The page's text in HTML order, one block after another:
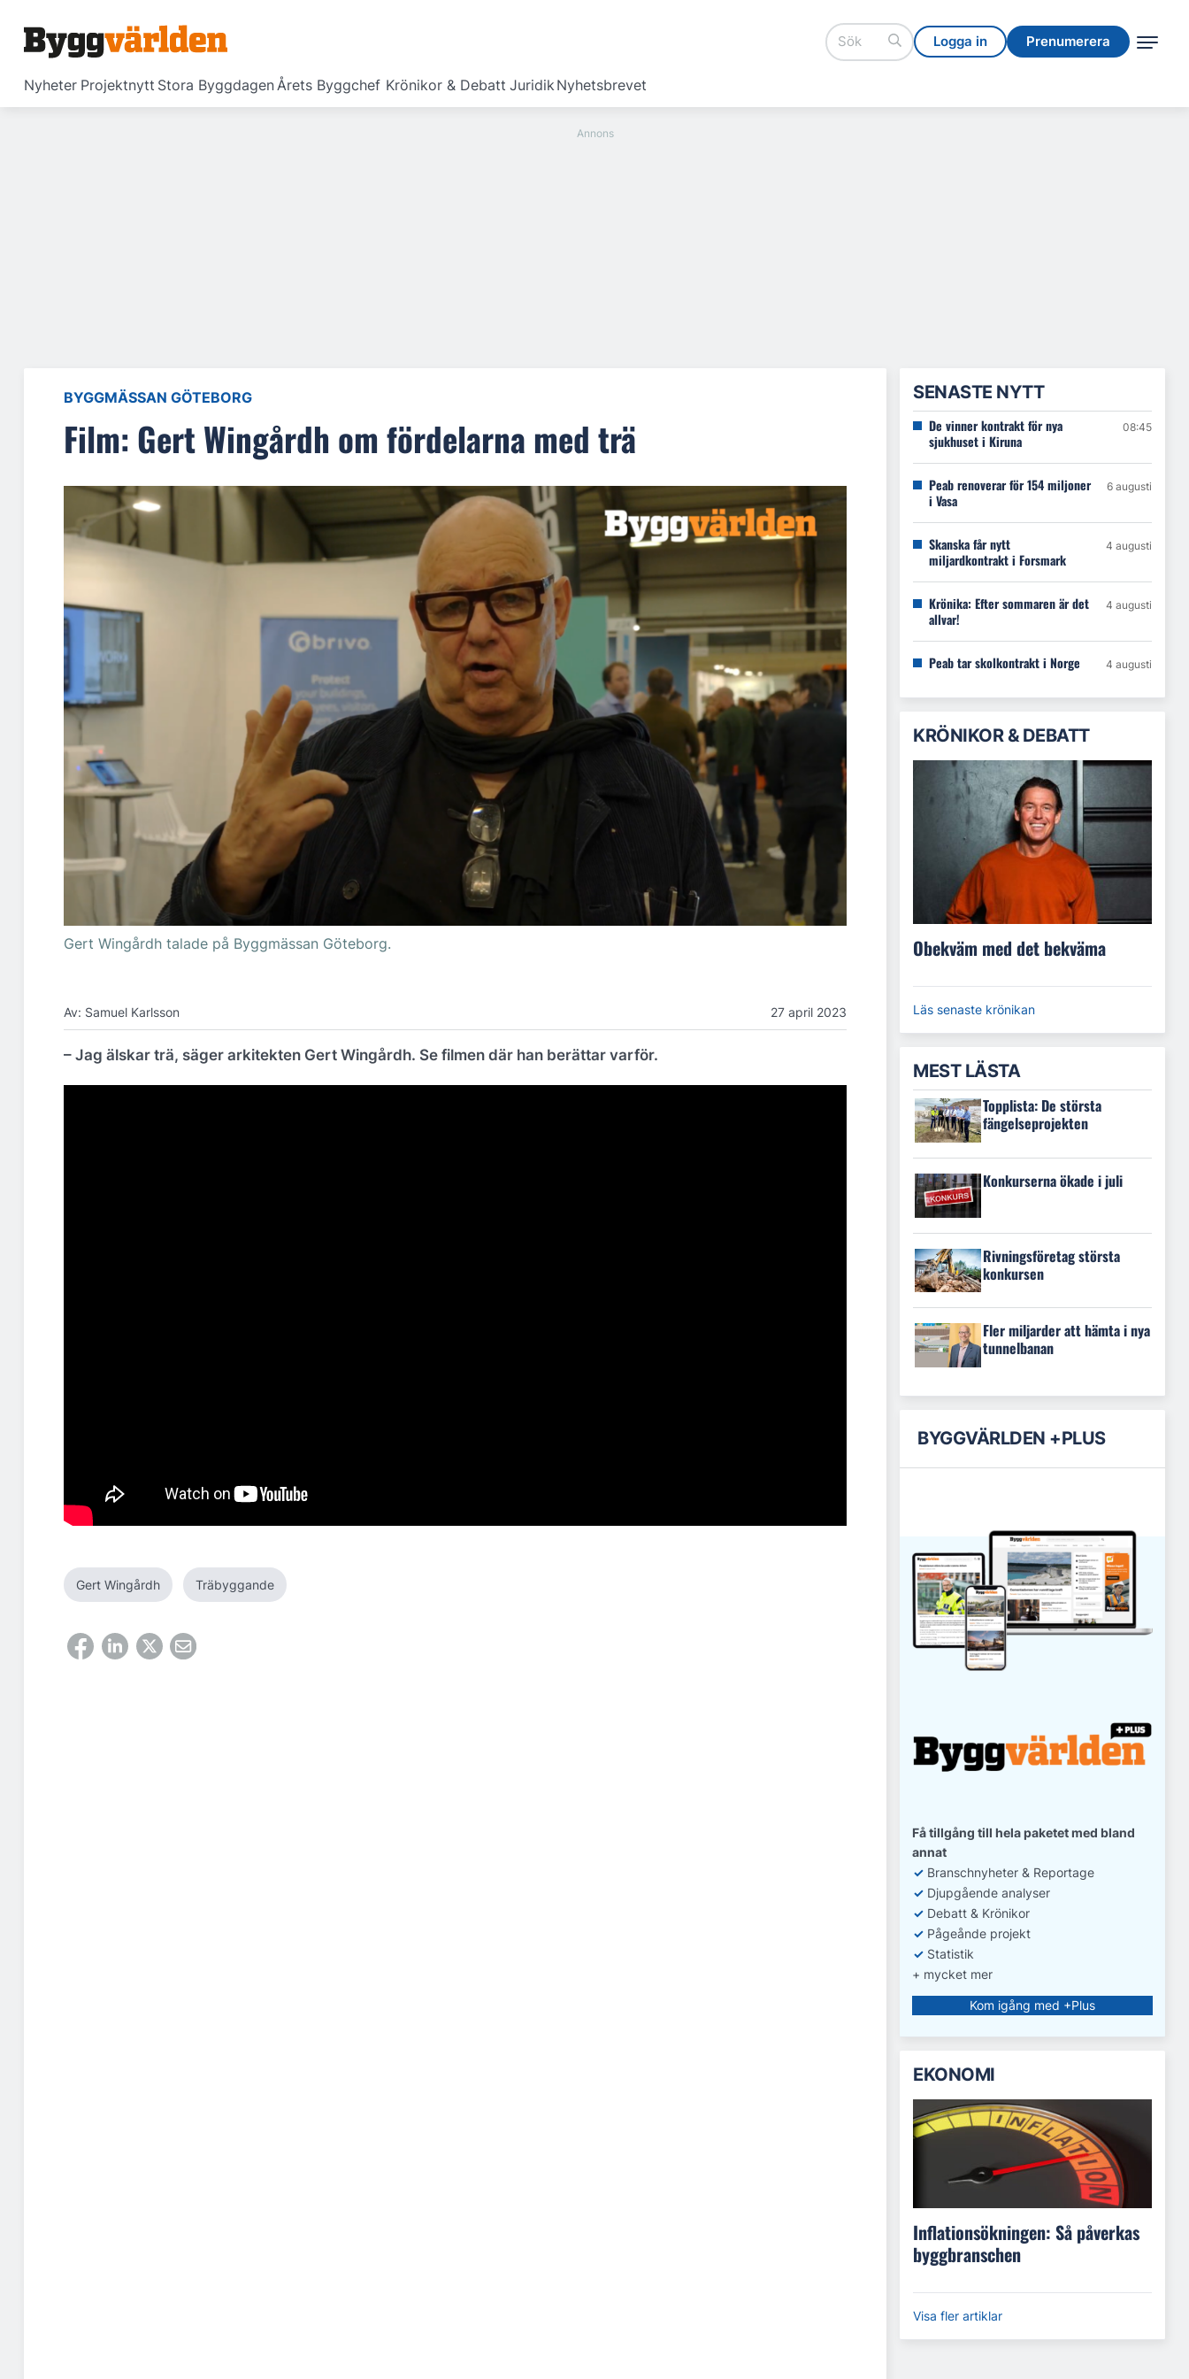
Logga in Prenumerera
Nyheter Projektnytt Stora ByggdagenÅrets Byggchef Krönikor & Debatt JuridikNyhetsbrevet
Logga in Prenumerera
BYGGMÄSSAN GÖTEBORG
Film: Gert Wingårdh om fördelarna med trä
Gert Wingårdh talade på Byggmässan Göteborg.
Av: Samuel Karlsson 27 april 2023
– Jag älskar trä, säger arkitekten Gert Wingårdh. Se filmen där han berättar varför.
Gert Wingårdh Träbyggande
SENASTE NYTT
De vinner kontrakt för nya
sjukhuset i Kiruna
08:45
Peab renoverar för 154 miljoner
i Vasa
6 augusti
Skanska får nytt
miljardkontrakt i Forsmark
4 augusti
Krönika: Efter sommaren är det
allvar!
4 augusti
Peab tar skolkontrakt i Norge 4 augusti
KRÖNIKOR & DEBATT
Obekväm med det bekväma
Läs senaste krönikan
MEST LÄSTA
Topplista: De största
fängelseprojekten
Konkurserna ökade i juli
Rivningsföretag största
konkursen
Fler miljarder att hämta i nya
tunnelbanan
BYGGVÄRLDEN +PLUS
Få tillgång till hela paketet med bland
annat
✓ Branschnyheter & Reportage
✓ Djupgående analyser
✓ Debatt & Krönikor
✓ Pågeånde projekt
✓ Statistik
+ mycket mer
Kom igång med +Plus
EKONOMI
Inflationsökningen: Så påverkas
byggbranschen
Visa fler artiklar